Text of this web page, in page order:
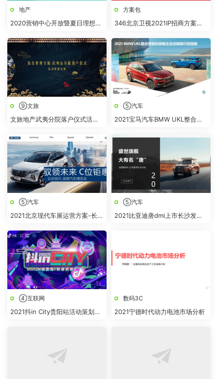
地产
2020营销中心开放暨夏日理想生
【夏日活动】
方案包
346北京卫视2021IP招商方案
⑨文旅
文旅地产武夷分院落户仪式活动
⑤汽车
2021宝马汽车BMW UKL整合营
⑤汽车
2021北京现代车展运营方案-长沙
⑤汽车
2021比亚迪唐dmi上市长沙发布
④互联网
2021抖in City贵阳站活动策划方
数码3C
2021宁德时代动力电池市场分析